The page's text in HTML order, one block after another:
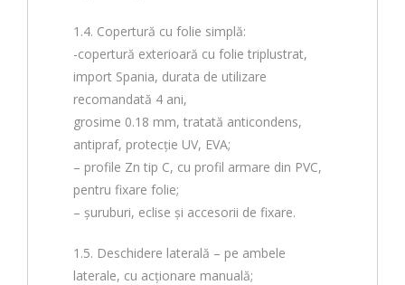
1.4. Copertură cu folie simplă:
-copertură exterioară cu folie triplustrat,
import Spania, durata de utilizare
recomandată 4 ani,
grosime 0.18 mm, tratată anticondens,
antipraf, protecție UV, EVA;
– profile Zn tip C, cu profil armare din PVC,
pentru fixare folie;
– șuruburi, eclise și accesorii de fixare.
1.5. Deschidere laterală – pe ambele
laterale, cu acționare manuală;